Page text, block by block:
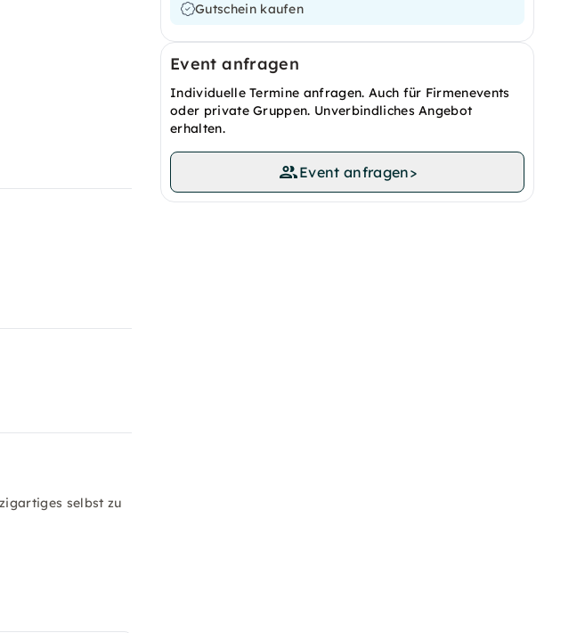
Gutschein kaufen
Event anfragen
Individuelle Termine anfragen. Auch für Firmenevents
oder private Gruppen. Unverbindliches Angebot
erhalten.
Event anfragen>
selbst zu